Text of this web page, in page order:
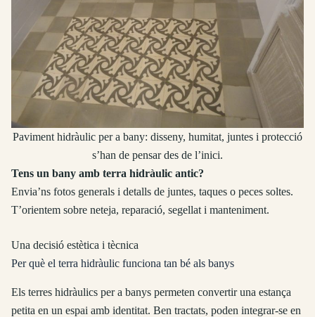
Paviment hidràulic per a bany: disseny, humitat, juntes i protecció
s’han de pensar des de l’inici.
Tens un bany amb terra hidràulic antic?
Envia’ns fotos generals i detalls de juntes, taques o peces soltes.
T’orientem sobre neteja, reparació, segellat i manteniment.
Una decisió estètica i tècnica
Per què el terra hidràulic funciona tan bé als banys
Els terres hidràulics per a banys permeten convertir una estança
petita en un espai amb identitat. Ben tractats, poden integrar-se en